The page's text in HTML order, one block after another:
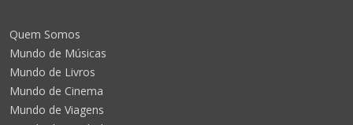
Quem Somos
Mundo de Músicas
Mundo de Livros
Mundo de Cinema
Mundo de Viagens